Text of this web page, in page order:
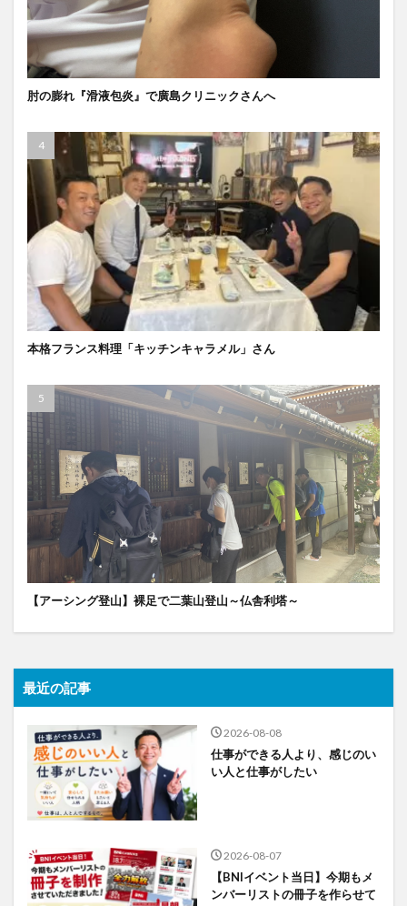
肘の膨れ『滑液包炎』で廣島クリニックさんへ
本格フランス料理「キッチンキャラメル」さん
【アーシング登山】裸足で二葉山登山～仏舎利塔～
最近の記事
2026-08-08
仕事ができる人より、感じのい
い人と仕事がしたい
2026-08-07
【BNIイベント当日】今期もメ
ンバーリストの冊子を作らせて